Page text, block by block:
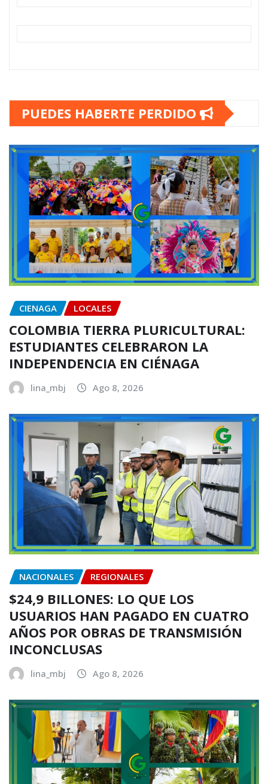
PUEDES HABERTE PERDIDO
CIENAGA LOCALES
COLOMBIA TIERRA PLURICULTURAL:
ESTUDIANTES CELEBRARON LA
INDEPENDENCIA EN CIÉNAGA
lina_mbj Ago 8, 2026
NACIONALES REGIONALES
$24,9 BILLONES: LO QUE LOS
USUARIOS HAN PAGADO EN CUATRO
AÑOS POR OBRAS DE TRANSMISIÓN
INCONCLUSAS
lina_mbj Ago 8, 2026